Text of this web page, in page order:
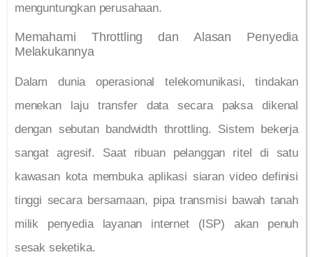
menguntungkan perusahaan.
Memahami Throttling dan Alasan Penyedia
Melakukannya
Dalam dunia operasional telekomunikasi, tindakan
menekan laju transfer data secara paksa dikenal
dengan sebutan bandwidth throttling. Sistem bekerja
sangat agresif. Saat ribuan pelanggan ritel di satu
kawasan kota membuka aplikasi siaran video definisi
tinggi secara bersamaan, pipa transmisi bawah tanah
milik penyedia layanan internet (ISP) akan penuh
sesak seketika.